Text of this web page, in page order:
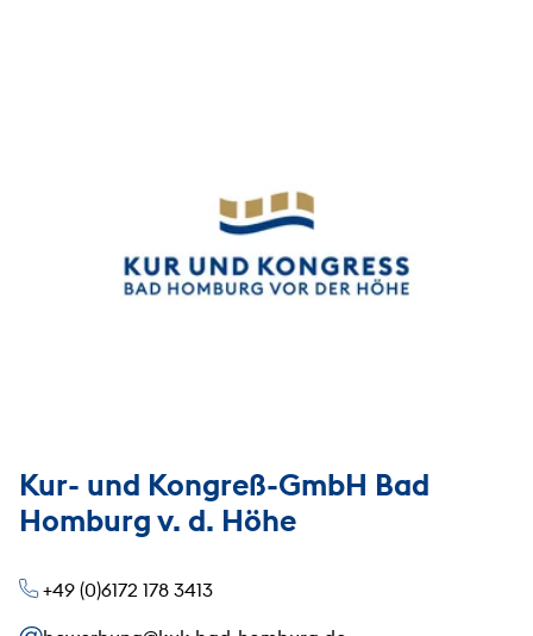
Kur- und Kongreß-GmbH Bad
Homburg v. d. Höhe
+49 (0)6172 178 3413